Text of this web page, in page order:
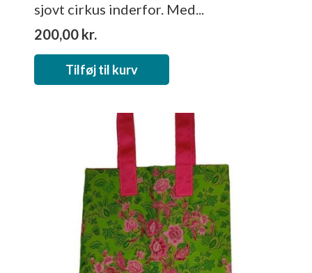
sjovt cirkus inderfor. Med...
200,00 kr.
Tilføj til kurv